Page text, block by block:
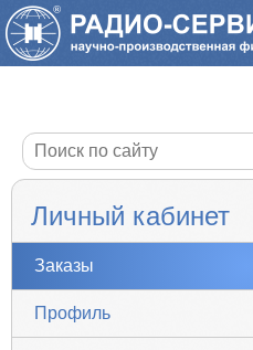
Личный кабинет
Заказы
Профиль